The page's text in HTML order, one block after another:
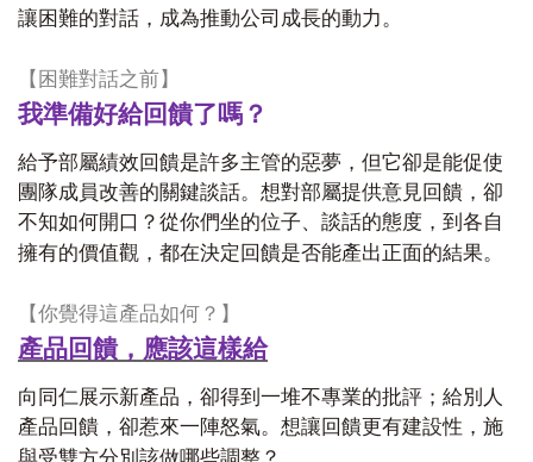
讓困難的對話，成為推動公司成長的動力。
【困難對話之前】
我準備好給回饋了嗎？
給予部屬績效回饋是許多主管的惡夢，但它卻是能促使
團隊成員改善的關鍵談話。想對部屬提供意見回饋，卻
不知如何開口？從你們坐的位子、談話的態度，到各自
擁有的價值觀，都在決定回饋是否能產出正面的結果。
【你覺得這產品如何？】
產品回饋，應該這樣給
向同仁展示新產品，卻得到一堆不專業的批評；給別人
產品回饋，卻惹來一陣怒氣。想讓回饋更有建設性，施
與受雙方分別該做哪些調整？